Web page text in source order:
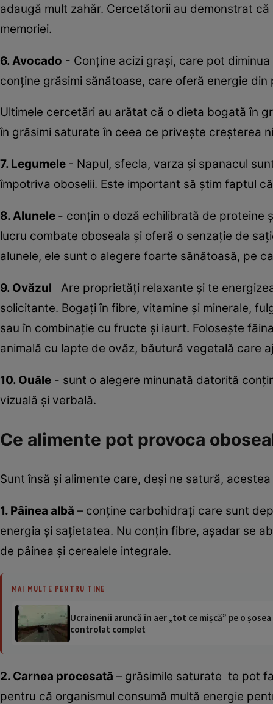
adaugă mult zahăr. Cercetătorii au demonstrat
memoriei.
6. Avocado - Conține acizi grași, care pot
conține grăsimi sănătoase, care oferă energie din
Ultimele cercetări au arătat că o dieta bogată în
în grăsimi saturate în ceea ce privește creșterea
7. Legumele - Napul, sfecla, varza și spanacul
împotriva oboselii. Este important să știm faptul
8. Alunele - conțin o doză echilibrată de proteine
lucru combate oboseala și oferă o senzație de
alunele, ele sunt o alegere foarte sănătoasă, pe
9. Ovăzul Are proprietăţi relaxante şi te
solicitante. Bogaţi în fibre, vitamine şi minerale,
sau în combinaţie cu fructe şi iaurt. Foloseşte
animală cu lapte de ovăz, băutură vegetală care
10. Ouăle - sunt o alegere minunată datorită
vizuală și verbală.
Ce alimente pot provoca
Sunt însă și alimente care, deși ne satură,
1. Pâinea albă – conține carbohidrați care sunt
energia şi saţietatea. Nu conţin fibre, aşadar se
de pâinea şi cerealele integrale.
MAI MULTE PENTRU TINE
Ucrainenii aruncă în aer „tot ce mișcă” pe o
controlat complet
2. Carnea procesată – grăsimile saturate te pot
pentru că organismul consumă multă energie